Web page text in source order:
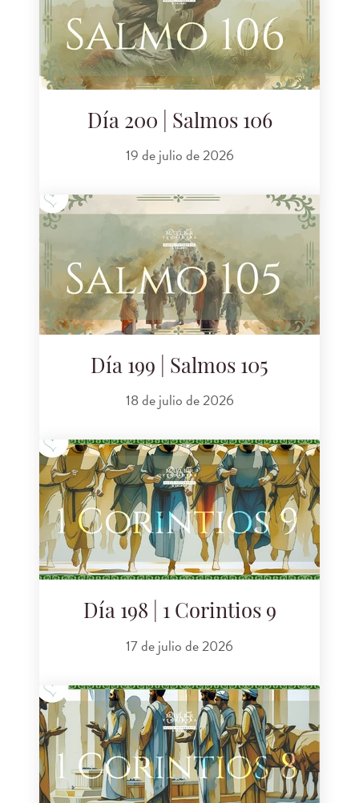
Día 200 | Salmos 106
19 de julio de 2026
Día 199 | Salmos 105
18 de julio de 2026
Día 198 | 1 Corintios 9
17 de julio de 2026